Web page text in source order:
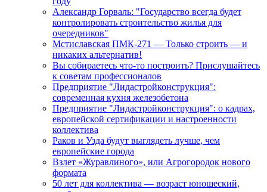
Александр Горваль: "Государство всегда будет
контролировать строительство жилья для
очередников"
Мстиславская ПМК-271 — Только строить — и
никаких альтернатив!
Вы собираетесь что-то построить? Прислушайтесь
к советам профессионалов
Предприятие "Лидастройконструкция":
современная кухня железобетона
Предприятие "Лидастройконструкция": о кадрах,
европейской сертификации и настроенности
коллектива
Раков и Узда будут выглядеть лучше, чем
европейские города
Взлет «Журавлиного», или Агрогородок нового
формата
50 лет для коллектива — возраст юношеский,